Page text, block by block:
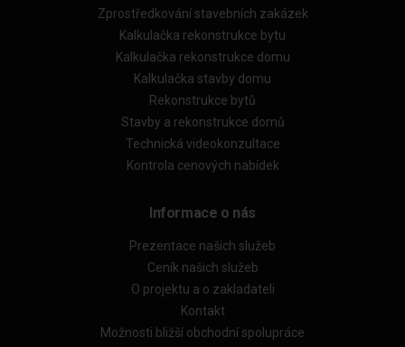
Zprostředkování stavebních zakázek
Kalkulačka rekonstrukce bytu
Kalkulačka rekonstrukce domu
Kalkulačka stavby domu
Rekonstrukce bytů
Stavby a rekonstrukce domů
Technická videokonzultace
Kontrola cenových nabídek
Informace o nás
Prezentace našich služeb
Ceník našich služeb
O projektu a o zakladateli
Kontakt
Možnosti bližší obchodní spolupráce